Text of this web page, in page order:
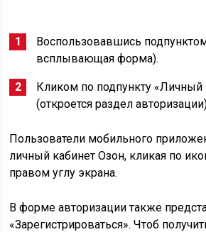
Воспользовавшись
всплывающая форма).
Кликом по подпункту «Личный
(откроется раздел
Пользователи мобильного
личный кабинет Озон, кликая по
правом углу экрана.
В форме авторизации также
«Зарегистрироваться». Чтоб